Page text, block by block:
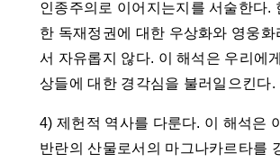
인종주의로 이어지는지를 서술한다.
한 독재정권에 대한 우상화와 영웅화
서 자유롭지 않다. 이 해석은 우리에
상들에 대한 경각심을 불러일으킨다.
4) 제헌적 역사를 다룬다. 이 해석은
반란의 산물로서의 마그나카르타를